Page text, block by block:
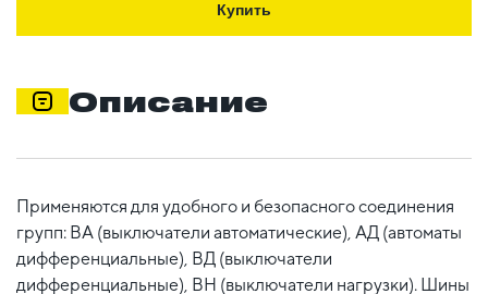
Купить
Описание
Применяются для удобного и безопасного соединения
групп: ВА (выключатели автоматические), АД (автоматы
дифференциальные), ВД (выключатели
дифференциальные), ВН (выключатели нагрузки). Шины